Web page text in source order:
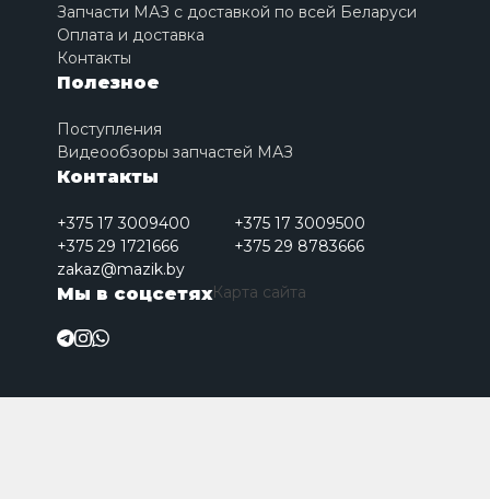
Запчасти МАЗ с доставкой по всей Беларуси
Оплата и доставка
Контакты
Полезное
Поступления
Видеообзоры запчастей МАЗ
Контакты
+375 17 3009400
+375 17 3009500
+375 29 1721666
+375 29 8783666
zakaz@mazik.by
Мы в соцсетяхКарта сайта